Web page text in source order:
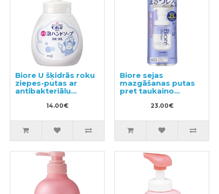
Biore U šķidrās roku
ziepes-putas ar
antibakteriālu
efektu, ar vieglu
citrusu aromātu
14.00€
Biore sejas
mazgāšanas putas
pret taukaino
spīdumu, pildviela
23.00€